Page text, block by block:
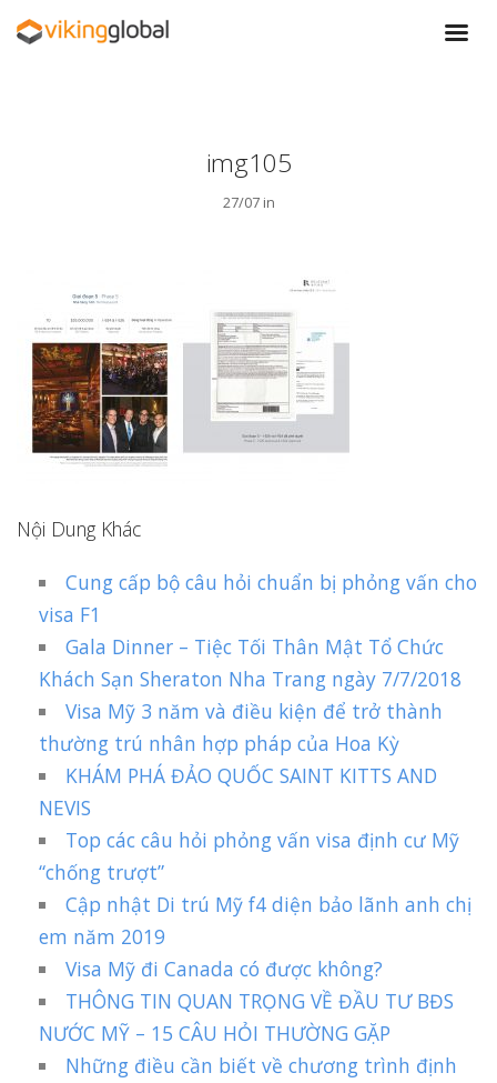
img105
27/07 in
Nội Dung Khác
Cung cấp bộ câu hỏi chuẩn bị phỏng vấn cho
visa F1
Gala Dinner – Tiệc Tối Thân Mật Tổ Chức
Khách Sạn Sheraton Nha Trang ngày 7/7/2018
Visa Mỹ 3 năm và điều kiện để trở thành
thường trú nhân hợp pháp của Hoa Kỳ
KHÁM PHÁ ĐẢO QUỐC SAINT KITTS AND
NEVIS
Top các câu hỏi phỏng vấn visa định cư Mỹ
“chống trượt”
Cập nhật Di trú Mỹ f4 diện bảo lãnh anh chị
em năm 2019
Visa Mỹ đi Canada có được không?
THÔNG TIN QUAN TRỌNG VỀ ĐẦU TƯ BĐS
NƯỚC MỸ – 15 CÂU HỎI THƯỜNG GẶP
Những điều cần biết về chương trình định